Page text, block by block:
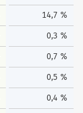
14,7 %
0,3 %
0,7 %
0,5 %
0,4 %